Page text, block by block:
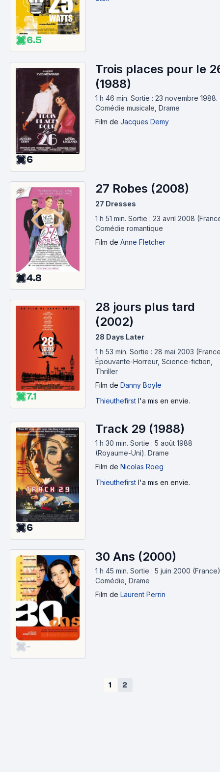
6.5
6
Trois places pour le
(1988)
1 h 46 min. Sortie : 23 novembre 1988.
Comédie musicale, Drame
Film de Jacques Demy
4.8
27 Robes (2008)
27 Dresses
1 h 51 min. Sortie : 23 avril 2008
Comédie romantique
Film de Anne Fletcher
7.1
28 jours plus tard
(2002)
28 Days Later
1 h 53 min. Sortie : 28 mai 2003
Épouvante-Horreur, Science-fiction,
Thriller
Film de Danny Boyle
Thieuthefirst l'a mis en envie.
6
Track 29 (1988)
1 h 30 min. Sortie : 5 août 1988
(Royaume-Uni). Drame
Film de Nicolas Roeg
Thieuthefirst l'a mis en envie.
-
30 Ans (2000)
1 h 45 min. Sortie : 5 juin 2000
Comédie, Drame
Film de Laurent Perrin
1 2